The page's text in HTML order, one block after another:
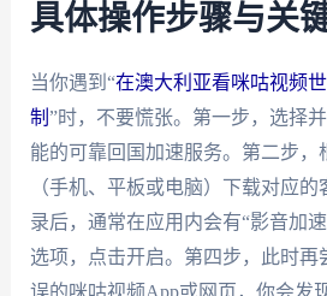
具体操作步骤与关
当你遇到“在澳大利亚看咪咕视频
制 ”时，不要慌张。第一步，选择
能的可靠回国加速服务。第二步，
（手机、平板或电脑）下载对应
录后，通常在应用内会有“影音加
选项，点击开启。第四步，此时再
误的咪咕视频App或网页，你会发